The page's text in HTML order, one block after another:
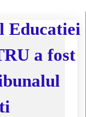
Educatiei
a fost